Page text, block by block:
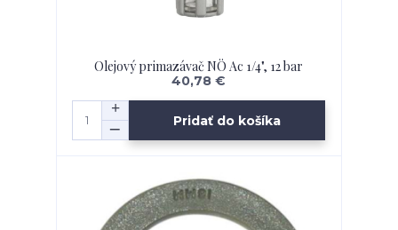
Olejový primazávač NÖ Ac 1/4", 12 bar
40,78 €
Pridať do košíka